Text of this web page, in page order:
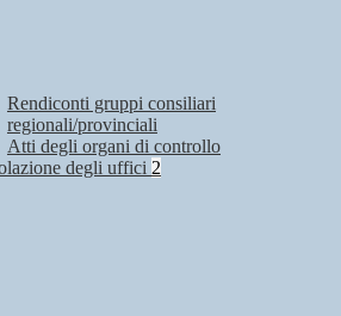
Rendiconti gruppi consiliari
regionali/provinciali
Atti degli organi di controllo
degli uffici 2